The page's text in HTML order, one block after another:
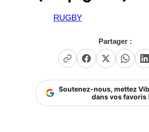
RUGBY
Partager :
Soutenez-nous, mettez
dans vos favoris